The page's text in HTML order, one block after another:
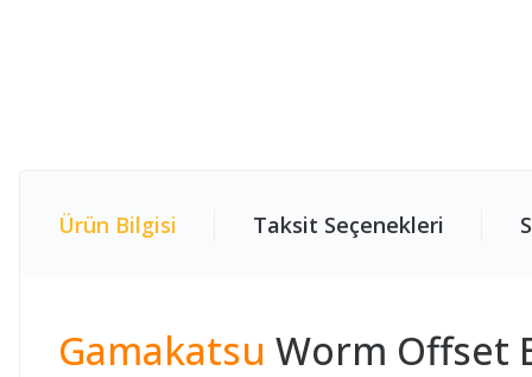
Ürün Bilgisi Taksit Seçenekleri
Gamakatsu Worm Offset